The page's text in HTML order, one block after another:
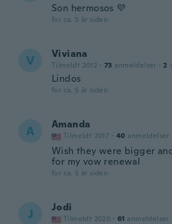
Son hermosos 💜
for ca. 5 år siden
V Viviana
Tilmeldt 2012 · 73 anmeldelser · 2
Lindos
for ca. 5 år siden
A Amanda
Tilmeldt 2017 · 40 anmeldelser
Wish they were bigger
for my vow renewal
for ca. 5 år siden
J Jodi
Tilmeldt 2020 · 61 anmeldelser